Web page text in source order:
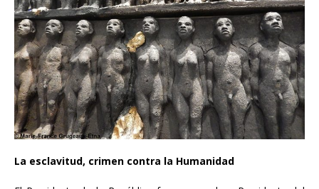
La esclavitud, crimen contra la Humanidad